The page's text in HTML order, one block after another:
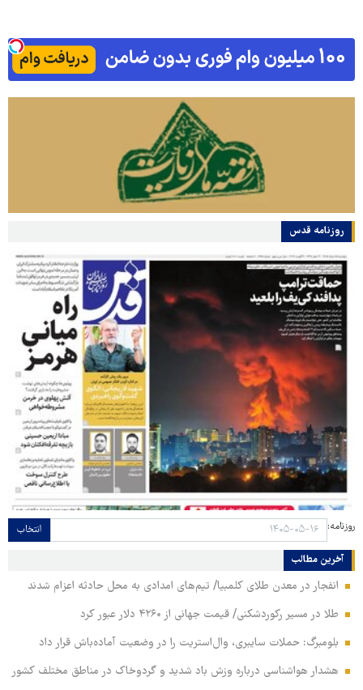
روزنامه قدس
روزنامه: انتخاب
آخرین مطالب
انفجار در معدن طلای کلمبیا/ تیم‌های امدادی به محل حادثه اعزام شدند
طلا در مسیر رکوردشکنی/ قیمت جهانی از ۴۲۶۰ دلار عبور کرد
بلومبرگ: حملات سایبری، وال‌استریت را در وضعیت آماده‌باش قرار داد
هشدار هواشناسی درباره وزش باد شدید و گردوخاک در مناطق مختلف کشور